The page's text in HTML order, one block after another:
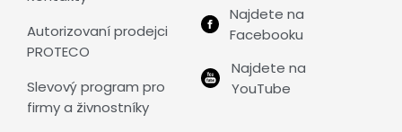
Autorizovaní prodejci
PROTECO
Slevový program pro
firmy a živnostníky
Najdete na
Facebooku
Najdete na
YouTube